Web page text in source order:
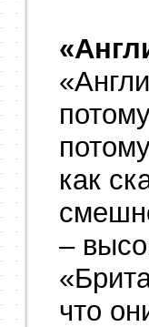
как
–
что